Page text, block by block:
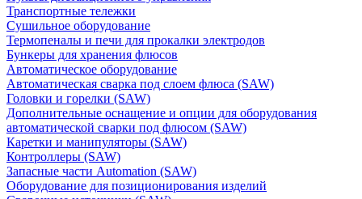
Транспортные тележки
Сушильное оборудование
Термопеналы и печи для прокалки электродов
Бункеры для хранения флюсов
Автоматическое оборудование
Автоматическая сварка под слоем флюса (SAW)
Головки и горелки (SAW)
Дополнительные оснащение и опции для оборудования
автоматической сварки под флюсом (SAW)
Каретки и манипуляторы (SAW)
Контроллеры (SAW)
Запасные части Automation (SAW)
Оборудование для позиционирования изделий